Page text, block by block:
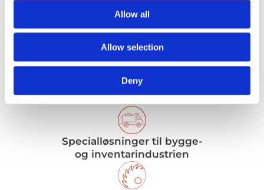
Allow all
Allow selection
Deny
Vi er specialister
i laminat og melamin
Specialløsninger til bygge-
og inventarindustrien